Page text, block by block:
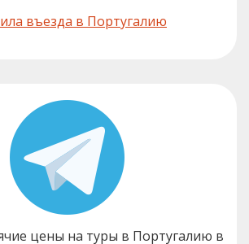
въезда в Португалию
цены на туры в Португалию в